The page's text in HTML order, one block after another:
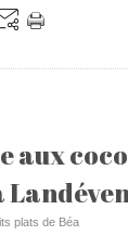
aux
plats de Béa